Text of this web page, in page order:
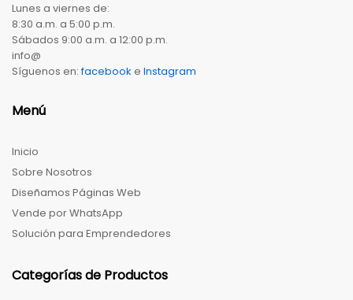
Lunes a viernes de:
8:30 a.m. a 5:00 p.m.
Sábados 9:00 a.m. a 12:00 p.m.
info@
Síguenos en:facebook e Instagram
Menú
Inicio
Sobre Nosotros
Diseñamos Páginas Web
Vende por WhatsApp
Solución para Emprendedores
Categorías de Productos